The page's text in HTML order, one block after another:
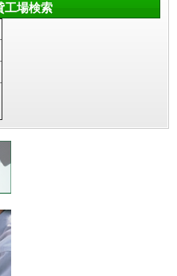
工場検索